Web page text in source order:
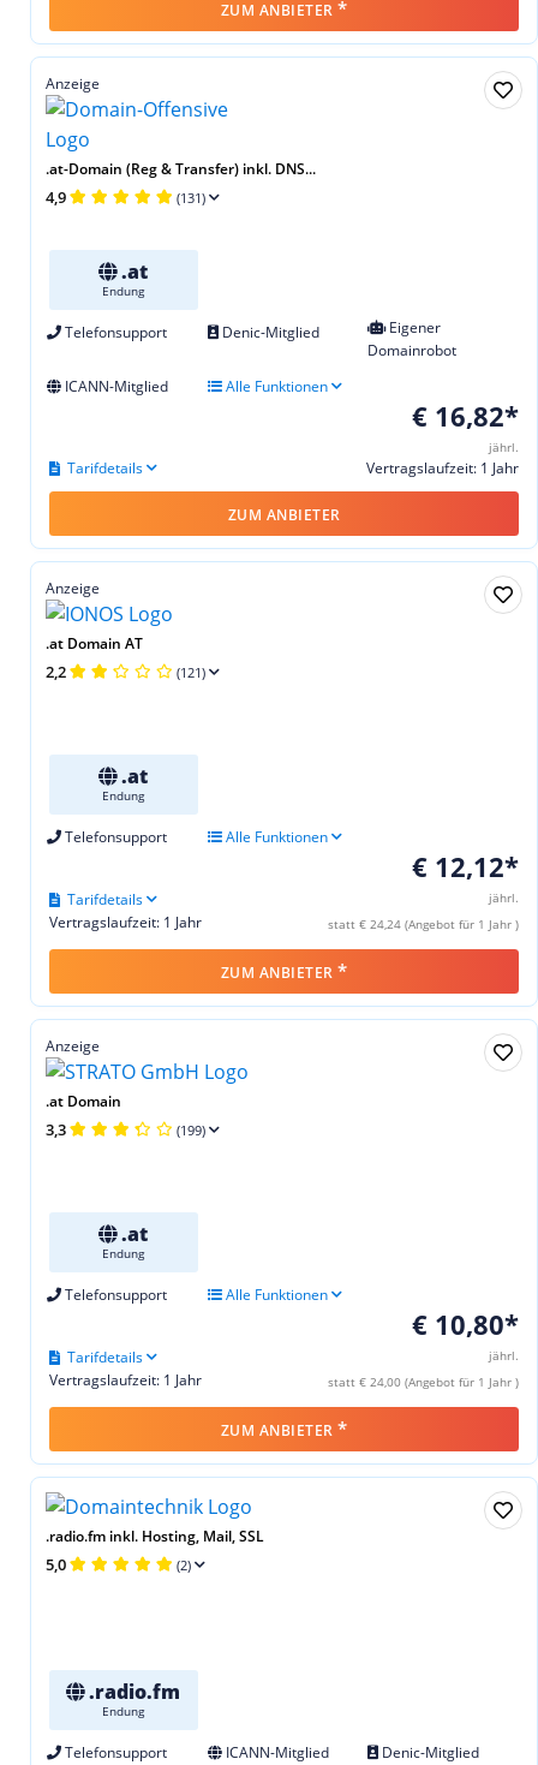
ZUM ANBIETER *
Anzeige
.at-Domain (Reg & Transfer) inkl. DNS...
4,9 (131)
.at
Endung
Telefonsupport Denic-Mitglied
Eigener
Domainrobot
ICANN-Mitglied
Alle Funktionen
€ 16,82*
jährl.
Vertragslaufzeit: 1 Jahr
Tarifdetails
ZUM ANBIETER
Anzeige
.at Domain AT
2,2 (121)
.at
Endung
Telefonsupport Alle Funktionen
€ 12,12*
jährl.
statt € 24,24 (Angebot für 1 Jahr )
Vertragslaufzeit: 1 Jahr
Tarifdetails
ZUM ANBIETER *
Anzeige
.at Domain
3,3 (199)
.at
Endung
Telefonsupport Alle Funktionen
€ 10,80*
jährl.
statt € 24,00 (Angebot für 1 Jahr )
Vertragslaufzeit: 1 Jahr
Tarifdetails
ZUM ANBIETER *
.radio.fm inkl. Hosting, Mail, SSL
5,0 (2)
.radio.fm
Endung
Telefonsupport ICANN-Mitglied
Denic-Mitglied